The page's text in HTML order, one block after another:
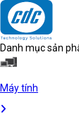
Danh mục sản
Máy tính